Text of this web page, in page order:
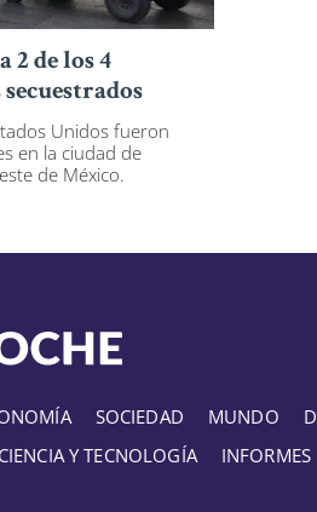
2 de los 4
Unidos fueron
en la ciudad de
de México.
SOCIEDAD MUNDO
CIENCIA Y TECNOLOGÍA INFORMES